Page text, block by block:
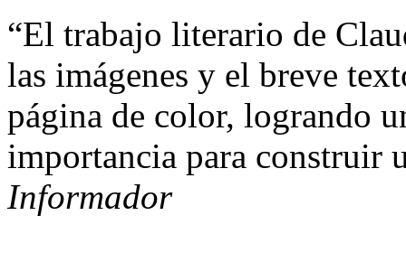
“El trabajo literario de
las imágenes y el breve
página de color, logrando
importancia para construir
Informador